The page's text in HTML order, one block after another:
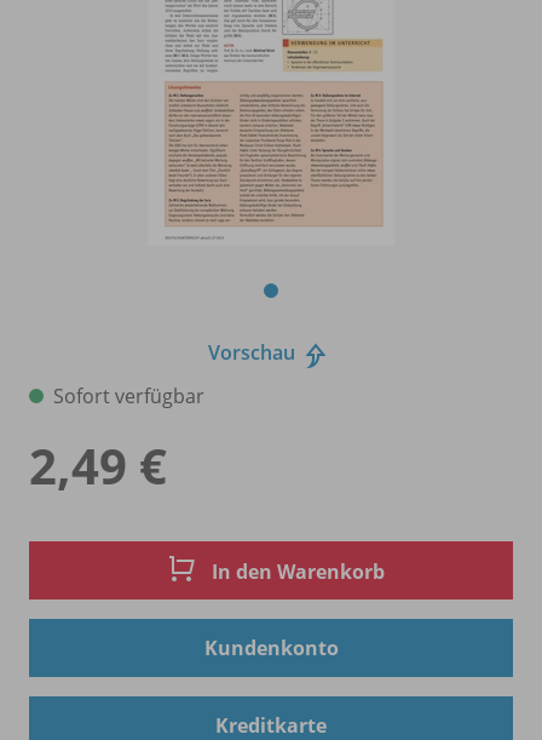
Vorschau
Sofort verfügbar
2,49 €
In den Warenkorb
Kundenkonto
Kreditkarte